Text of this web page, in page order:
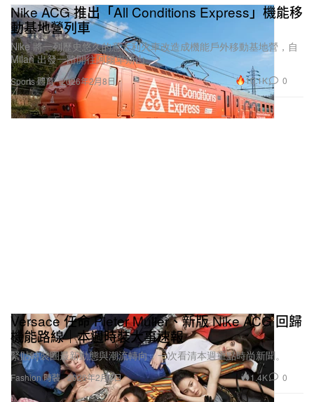
Sports 體育
Nike ACG 推出「All Conditions Express」機能移
動基地營列車
Nike 將一列歷史悠久的意大利火車改造成機能戶外移動基地營，自
Milan 出發一路開往阿爾卑斯山。
2026年2月8日 10.1K 0
Fashion 時裝
Versace 任命 Pieter Mulier、新版 Nike ACG 回歸
機能路線｜本週時裝大事速報
緊貼時裝圈最新動態與潮流轉向，一次看清本週重點時尚新聞。
2026年2月7日 1.4K 0